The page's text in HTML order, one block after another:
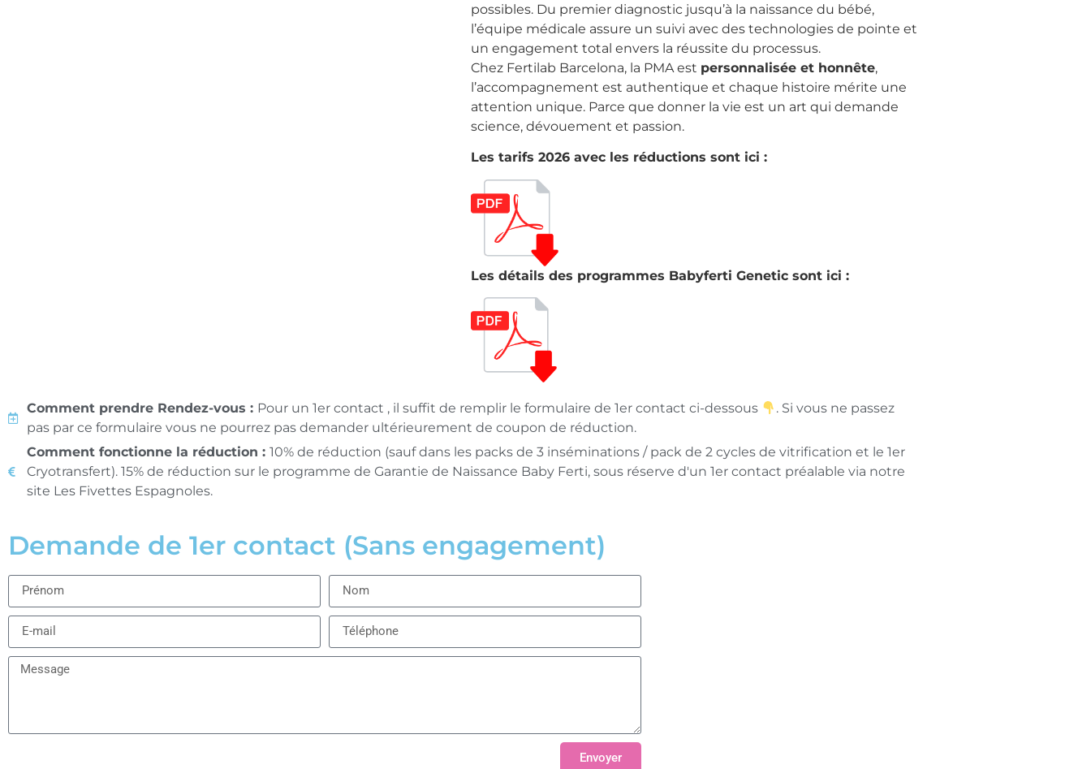
possibles. Du premier diagnostic jusqu’à la naissance du bébé,
l’équipe médicale assure un suivi avec des technologies de pointe et
un engagement total envers la réussite du processus.
Chez Fertilab Barcelona, la PMA est personnalisée et honnête,
l’accompagnement est authentique et chaque histoire mérite une
attention unique. Parce que donner la vie est un art qui demande
science, dévouement et passion.
Les tarifs 2026 avec les réductions sont ici :
Les détails des programmes Babyferti Genetic sont ici :
Comment prendre Rendez-vous : Pour un 1er contact , il suffit de remplir le formulaire de 1er contact ci-dessous
. Si vous ne passez
pas par ce formulaire vous ne pourrez pas demander ultérieurement de coupon de réduction.
Comment fonctionne la réduction : 10% de réduction (sauf dans les packs de 3 inséminations / pack de 2 cycles de vitrification et le 1er
Cryotransfert). 15% de réduction sur le programme de Garantie de Naissance Baby Ferti, sous réserve d'un 1er contact préalable via notre
site Les Fivettes Espagnoles.
Demande de 1er contact (Sans engagement)
Envoyer